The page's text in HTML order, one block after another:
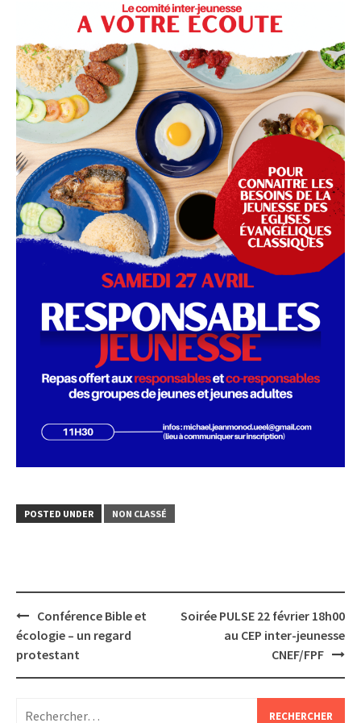
POSTED UNDER NON CLASSÉ
Post
navigation
Conférence Bible et
écologie – un regard
protestant
Soirée PULSE 22 février 18h00
au CEP inter-jeunesse
CNEF/FPF